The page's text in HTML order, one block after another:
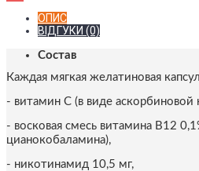
ОПИС
ВІДГУКИ (0)
Состав
Каждая мягкая желатиновая
- витамин C (в виде аскорбиновой
- восковая смесь витамина B12
цианокобаламина),
- никотинамид 10,5 мг,